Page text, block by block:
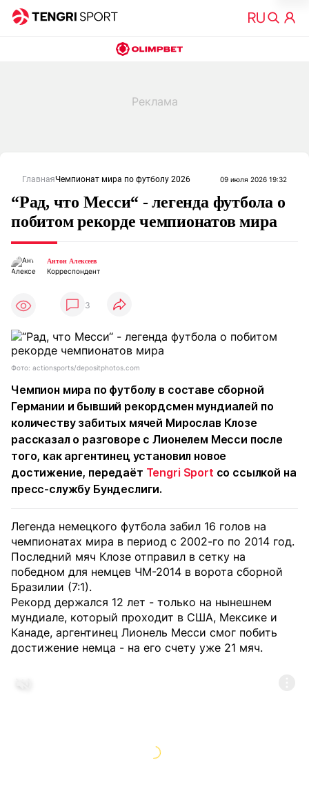
ГлавнаяЧемпионат мира по футболу 2026 09 июля 2026 19:32
“Рад, что Месси“ - легенда футбола о
побитом рекорде чемпионатов мира
Антон Алексеев
Корреспондент
3
Фото: actionsports/depositphotos.com
Чемпион мира по футболу в составе сборной
Германии и бывший рекордсмен мундиалей по
количеству забитых мячей Мирослав Клозе
рассказал о разговоре с Лионелем Месси после
того, как аргентинец установил новое
достижение, передаёт Tengri Sport со ссылкой на
пресс-службу Бундеслиги.
Легенда немецкого футбола забил 16 голов на
чемпионатах мира в период с 2002-го по 2014 год.
Последний мяч Клозе отправил в сетку на
победном для немцев ЧМ-2014 в ворота сборной
Бразилии (7:1).
Рекорд держался 12 лет - только на нынешнем
мундиале, который проходит в США, Мексике и
Канаде, аргентинец Лионель Месси смог побить
достижение немца - на его счету уже 21 мяч.